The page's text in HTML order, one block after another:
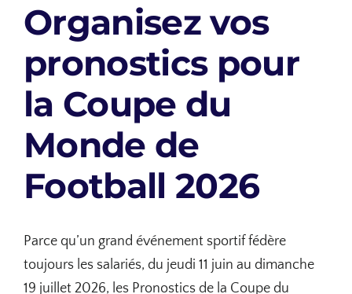
Organisez vos
pronosticspour
la Coupe du
Monde de
Football 2026
Parce qu’un grand événement sportif fédère
toujours les salariés, du jeudi 11 juin au dimanche
19 juillet 2026, les Pronostics de la Coupe du